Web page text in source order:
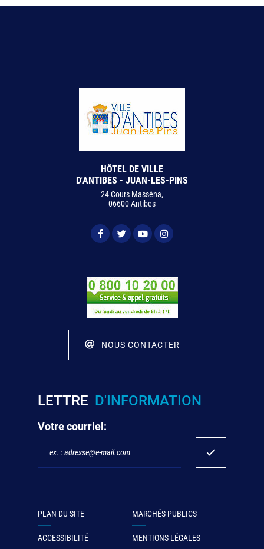
HÔTEL DE VILLE
D'ANTIBES - JUAN-LES-PINS
24 Cours Masséna,
06600 Antibes
NOUS CONTACTER
LETTRE D'INFORMATION
Votre courriel:
PLAN DU SITE MARCHÉS PUBLICS
ACCESSIBILITÉ MENTIONS LÉGALES